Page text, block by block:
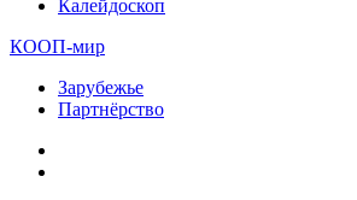
Калейдоскоп
КООП-мир
Зарубежье
Партнёрство